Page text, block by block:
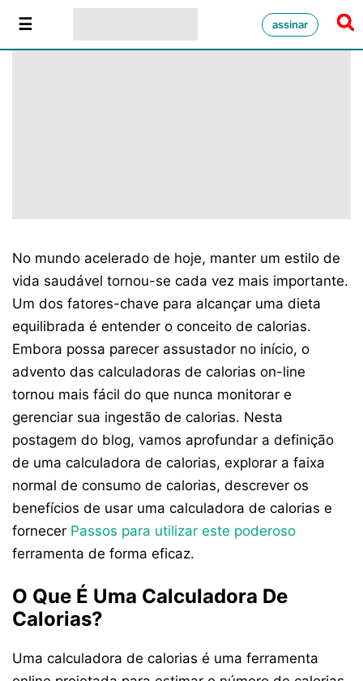
assinar
No mundo acelerado de hoje, manter um estilo de
vida saudável tornou-se cada vez mais importante.
Um dos fatores-chave para alcançar uma dieta
equilibrada é entender o conceito de calorias.
Embora possa parecer assustador no início, o
advento das calculadoras de calorias on-line
tornou mais fácil do que nunca monitorar e
gerenciar sua ingestão de calorias. Nesta
postagem do blog, vamos aprofundar a definição
de uma calculadora de calorias, explorar a faixa
normal de consumo de calorias, descrever os
benefícios de usar uma calculadora de calorias e
fornecer Passos para utilizar este poderoso
ferramenta de forma eficaz.
O Que É Uma Calculadora De
Calorias?
Uma calculadora de calorias é uma ferramenta